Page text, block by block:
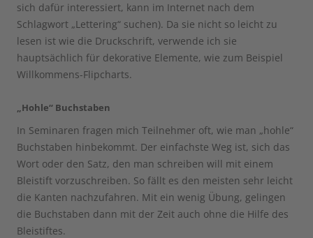
sich dafür interessiert, kann im Internet nach dem
Schlagwort „Lettering“ suchen). Da sie nicht so leicht zu
lesen ist wie die Druckschrift, verwende ich sie
hauptsächlich für dekorative Elemente, wie zum Beispiel
Willkommens-Flipcharts.
„Hohle“ Buchstaben
In Seminaren fragen mich Teilnehmer oft, wie man „hohle“
Buchstaben hinbekommt. Der einfachste Weg ist, sich das
Wort oder den Satz, den man schreiben will mit einem
Bleistift vorzuschreiben. So fällt es den meisten sehr leicht
die Kanten nachzufahren. Mit ein wenig Übung, gelingen
die Buchstaben dann mit der Zeit auch ohne die Hilfe des
Bleistiftes.